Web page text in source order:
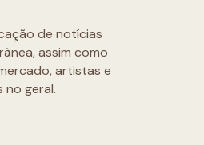
de notícias
assim como
artistas e
geral.